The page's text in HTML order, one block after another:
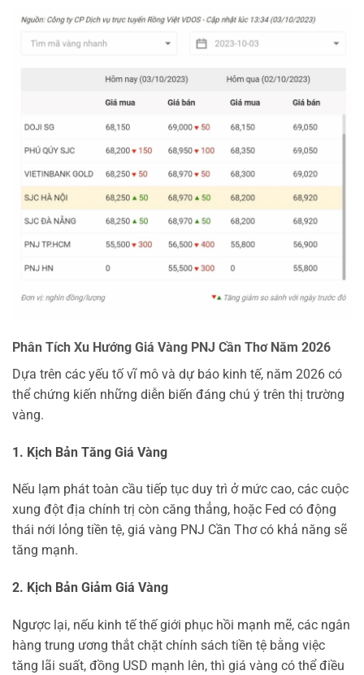
Phân Tích Xu Hướng Giá Vàng PNJ Cần Thơ Năm 2026
Dựa trên các yếu tố vĩ mô và dự báo kinh tế, năm 2026 có
thể chứng kiến những diễn biến đáng chú ý trên thị trường
vàng.
1. Kịch Bản Tăng Giá Vàng
Nếu lạm phát toàn cầu tiếp tục duy trì ở mức cao, các cuộc
xung đột địa chính trị còn căng thẳng, hoặc Fed có động
thái nới lỏng tiền tệ, giá vàng PNJ Cần Thơ có khả năng sẽ
tăng mạnh.
2. Kịch Bản Giảm Giá Vàng
Ngược lại, nếu kinh tế thế giới phục hồi mạnh mẽ, các ngân
hàng trung ương thắt chặt chính sách tiền tệ bằng việc
tăng lãi suất, đồng USD mạnh lên, thì giá vàng có thể điều